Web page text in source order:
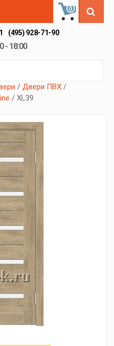
0
(495) 928-71-90
- 18:00
/ Двери ПВХ /
/ XL39